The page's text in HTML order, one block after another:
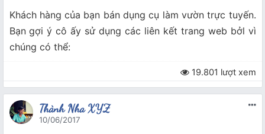
Khách hàng của bạn bán dụng cụ làm vườn trực tuyến.
Bạn gợi ý cô ấy sử dụng các liên kết trang web bởl vì
chúng có thể:
19.801 lượt xem
Thành Nha XYZ
10/06/2017